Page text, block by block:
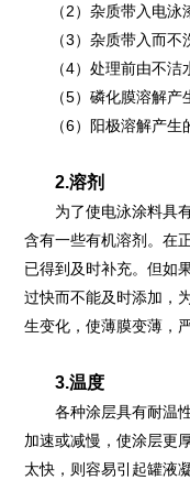
（2）杂质带入电泳
（3）杂质带入而不
（4）处理前由不洁
（5）磷化膜溶解产
（6）阳极溶解产生
2.溶剂
为了使电泳涂料具有
含有一些有机溶剂。在
已得到及时补充。但如
过快而不能及时添加，
生变化，使薄膜变薄，
3.温度
各种涂层具有耐温性
加速或减慢，使涂层更
太快，则容易引起罐液